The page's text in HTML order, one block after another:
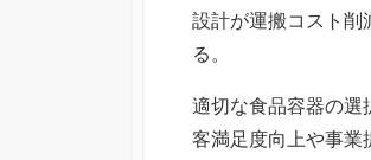
設計が運搬コスト削
る。
適切な食品容器の選
客満足度向上や事業